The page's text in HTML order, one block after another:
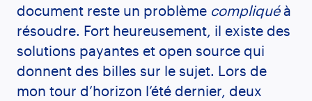
document reste un problème compliquéà
résoudre. Fort heureusement, il existe des
solutions payantes et open source qui
donnent des billes sur le sujet. Lors de
mon tour d’horizon l’été dernier, deux